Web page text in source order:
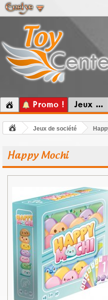
Promo ! Jeux ...
Jeux de société
Happy Mochi